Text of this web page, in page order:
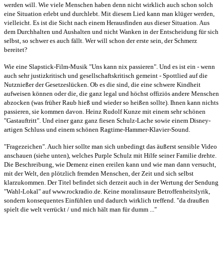
werden will. Wie viele Menschen haben denn nicht wirklich auch schon solch
eine Situation erlebt und durchlebt. Mit diesem Lied kann man klüger werden,
vielleicht. Es ist die Sicht nach einem Herausfinden aus dieser Situation. Aus
dem Durchhalten und Aushalten und nicht Wanken in der Entscheidung für sich
selbst, so schwer es auch fällt. Wer will schon der erste sein, der Schmerz
bereitet?
Wie eine Slapstick-Film-Musik "Uns kann nix passieren". Und es ist ein - wenn
auch sehr justizkritisch und gesellschaftskritisch gemeint - Spottlied auf die
Nutznießer der Gesetzeslücken. Ob es die sind, die eine schwere Kindheit
aufweisen können oder die, die ganz legal und höchst offiziös andere Menschen
abzocken (was früher Raub hieß und wieder so heißen sollte). Ihnen kann nichts
passieren, sie kommen davon. Heinz Rudolf Kunze mit einem sehr schönen
"Gastauftritt". Und einer ganz ganz fiesen Schulz-Lache sowie einem Disney-
artigen Schluss und einem schönen Ragtime-Hammer-Klavier-Sound.
"Fragezeichen". Auch hier sollte man sich unbedingt das äußerst sensible Video
anschauen (siehe unten), welches Purple Schulz mit Hilfe seiner Familie drehte.
Die Beschreibung, wie Demenz einen ereilen kann und wie man dann versucht,
mit der Welt, den plötzlich fremden Menschen, der Zeit und sich selbst
klarzukommen. Der Titel befindet sich derzeit auch in der Wertung der Sendung
"Wahl-Lokal" auf www.rockradio.de. Keine moralinsaure Betroffenheitslyrik,
sondern konsequentes Einfühlen und dadurch wirklich treffend. "da draußen
spielt die welt verrückt / und mich hält man für dumm ..."